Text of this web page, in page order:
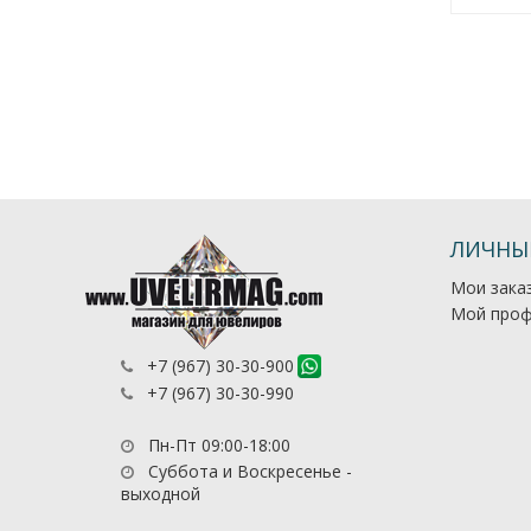
+7 (967) 30-30-900
+7 (967) 30-30-990
Пн-Пт 09:00-18:00
Суббота и Воскресенье -
выходной
Мои
Мой